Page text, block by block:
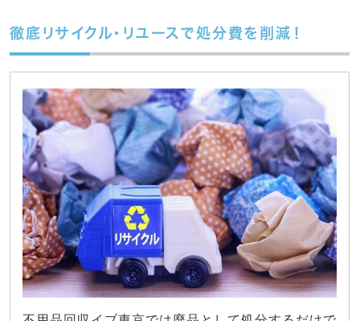
徹底リサイクル・リユースで処分費を削減！